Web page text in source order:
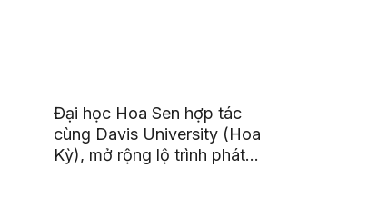
Đại học Hoa Sen hợp tác
cùng Davis University (Hoa
Kỳ), mở rộng lộ trình phát